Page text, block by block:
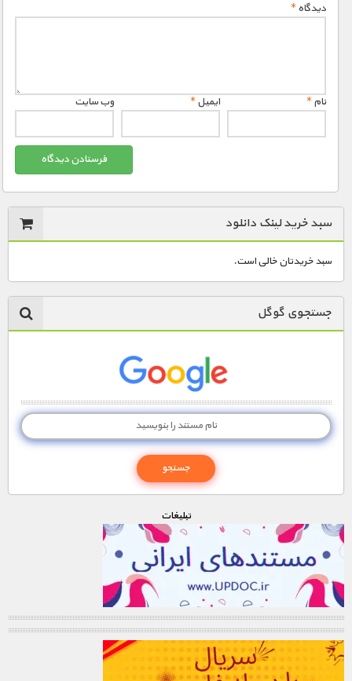
دیدگاه*
نام* ایمیل* وب‌ سایت
سبد خرید لینک دانلود
سبد خریدتان خالی است.
جستجوی گوگل
تبليغات